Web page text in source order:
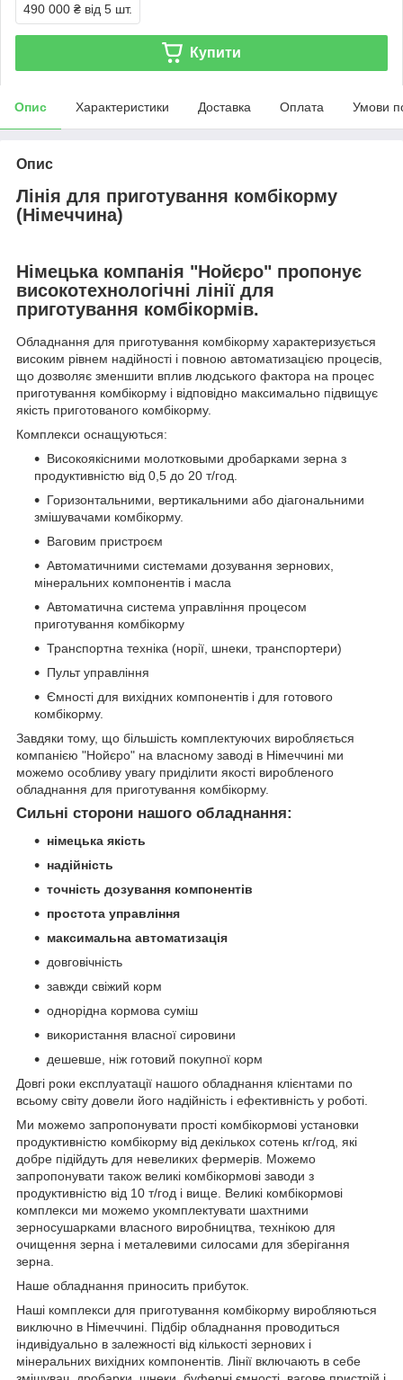
490 000 ₴ від 5 шт.
Купити
Опис Характеристики Доставка Оплата Умови
Опис
Лінія для приготування комбікорму
(Німеччина)
Німецька компанія "Нойєро" пропонує
високотехнологічні лінії для
приготування комбікормів.
Обладнання для приготування комбікорму характеризується
високим рівнем надійності і повною автоматизацією процесів,
що дозволяє зменшити вплив людського фактора на процес
приготування комбікорму і відповідно максимально підвищує
якість приготованого комбікорму.
Комплекси оснащуються:
Високоякісними молотковыми дробарками зерна з
продуктивністю від 0,5 до 20 т/год.
Горизонтальними, вертикальними або діагональними
змішувачами комбікорму.
Ваговим пристроєм
Автоматичними системами дозування зернових,
мінеральних компонентів і масла
Автоматична система управління процесом
приготування комбікорму
Транспортна техніка (норії, шнеки, транспортери)
Пульт управління
Ємності для вихідних компонентів і для готового
комбікорму.
Завдяки тому, що більшість комплектуючих виробляється
компанією "Нойєро" на власному заводі в Німеччині ми
можемо особливу увагу приділити якості виробленого
обладнання для приготування комбікорму.
Сильні сторони нашого обладнання:
німецька якість
надійність
точність дозування компонентів
простота управління
максимальна автоматизація
довговічність
завжди свіжий корм
однорідна кормова суміш
використання власної сировини
дешевше, ніж готовий покупної корм
Довгі роки експлуатації нашого обладнання клієнтами по
всьому світу довели його надійність і ефективність у роботі.
Ми можемо запропонувати прості комбікормові установки
продуктивністю комбікорму від декількох сотень кг/год, які
добре підійдуть для невеликих фермерів. Можемо
запропонувати також великі комбікормові заводи з
продуктивністю від 10 т/год і вище. Великі комбікормові
комплекси ми можемо укомплектувати шахтними
зерносушарками власного виробництва, технікою для
очищення зерна і металевими силосами для зберігання
зерна.
Наше обладнання приносить прибуток.
Наші комплекси для приготування комбікорму виробляються
виключно в Німеччині. Підбір обладнання проводиться
індивідуально в залежності від кількості зернових і
мінеральних вихідних компонентів. Лінії включають в себе